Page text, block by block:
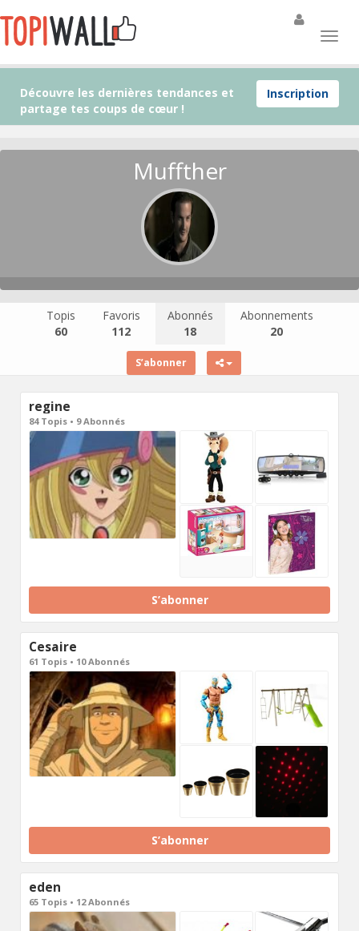
Inscription
Découvre les dernières tendances et
partage tes coups de cœur !
Muffther
Topis
60
Favoris
112
Abonnés
18
Abonnements
20
S’abonner
regine
84 Topis • 9 Abonnés
S’abonner
Cesaire
61 Topis • 10 Abonnés
S’abonner
eden
65 Topis • 12 Abonnés